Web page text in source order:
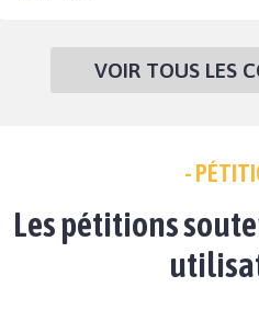
VOIR TOUS LES
-
Les pétitions